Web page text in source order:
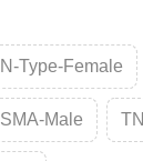
N-Type-Female
SMA-Male